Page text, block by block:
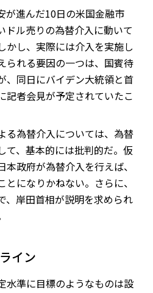
が進んだ10日の米国金融市
ドル売りの為替介入に動いて
かし、実際には介入を実施し
られる要因の一つは、国賓待
、同日にバイデン大統領と首
記者会見が予定されていたこ
る為替介入については、為替
て、基本的には批判的だ。仮
政府が為替介入を行えば、
になりかねない。さらに、
、岸田首相が説明を求められ
イン
水準に目標のようなものは設